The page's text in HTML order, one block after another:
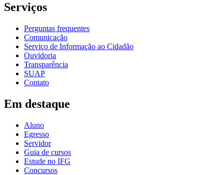
Serviços
Perguntas frequentes
Comunicação
Serviço de Informação ao Cidadão
Ouvidoria
Transparência
SUAP
Contato
Em destaque
Aluno
Egresso
Servidor
Guia de cursos
Estude no IFG
Concursos